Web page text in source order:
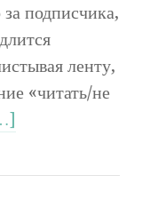
подписчика,
ленту,
«читать/не